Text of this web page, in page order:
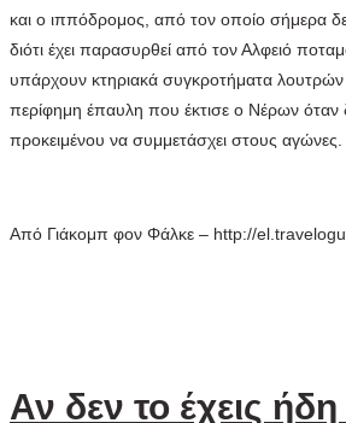
και ο ιππόδρομος, από τον οποίο σήμερα
διότι έχει παρασυρθεί από τον Αλφειό
υπάρχουν κτηριακά συγκροτήματα
περίφημη έπαυλη που έκτισε ο Νέρων όταν
προκειμένου να συμμετάσχει στους αγώνες.
Από Γιάκομπ φον Φάλκε – http://
Αν δεν το έχεις ήδη